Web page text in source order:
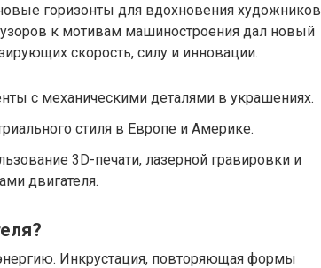
горизонты для вдохновения художников
к мотивам машиностроения дал новый
скорость, силу и инновации.
с механическими деталями в украшениях.
стиля в Европе и Америке.
3D-печати, лазерной гравировки и
двигателя.
Инкрустация, повторяющая формы